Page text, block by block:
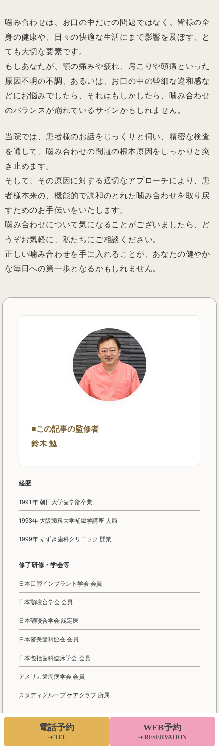
噛み合わせは、お口の中だけの問題ではなく、皆様の全
身の健康や、日々の快適な生活にまで影響を及ぼす、と
ても大切な要素です。
もしあなたが、顎の痛みや疲れ、肩こりや頭痛といった
原因不明の不調、あるいは、お口の中の些細な違和感な
どにお悩みでしたら、それはもしかしたら、噛み合わせ
のバランスが崩れているサインかもしれません。
当院では、患者様のお話をじっくりと伺い、精密な検査
を通して、噛み合わせの問題の根本原因をしっかりと突
き止めます。
そして、その原因に対する適切なアプローチにより、患
者様本来の、機能的で調和のとれた噛み合わせを取り戻
すためのお手伝いをいたします。
噛み合わせについて気になることがございましたら、ど
うぞお気軽に、私たちにご相談ください。
正しい噛み合わせを手に入れることが、あなたの健やか
な毎日への第一歩となるかもしれません。
■この記事の監修者
鈴木 勉
経歴
1991年 朝日大学歯学部卒業
1993年 大阪歯科大学補綴学講座 入局
1999年 すずき歯科クリニック 開業
修了研修・学会等
日本口腔インプラント学会 会員
日本顎咬合学会 会員
日本顎咬合学会 認定医
日本審美歯科協会 会員
日本包括歯科臨床学会 会員
アメリカ歯周病学会 会員
スタディグループ ケアクラブ 所属
▶︎ 医師紹介ページを見る
電話予約
➝ TEL
WEB予約
➝ RESERVATION